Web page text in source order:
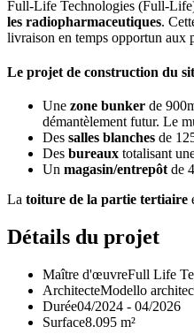
Full-Life Technologies (Full-
les radiopharmaceutiques.
livraison en temps opportun aux
Le projet de construction du
Une zone bunker de
démantèlement futur. Le
Des salles blanches de
Des bureaux totalisant
Un magasin/entrepôt de
La toiture de la partie tertiaire
Détails du projet
Maître d'œuvreFull Life
ArchitecteModello
Durée04/2024 - 04/2026
Surface8.095 m²